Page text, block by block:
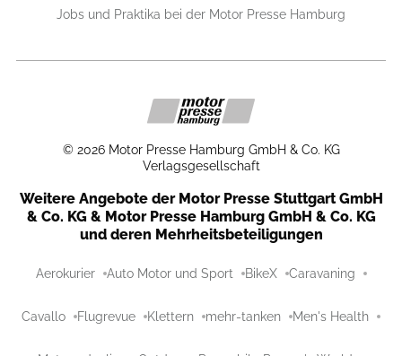
Jobs und Praktika bei der Motor Presse Hamburg
© 2026 Motor Presse Hamburg GmbH & Co. KG
Verlagsgesellschaft
Weitere Angebote der Motor Presse Stuttgart GmbH
& Co. KG & Motor Presse Hamburg GmbH & Co. KG
und deren Mehrheitsbeteiligungen
Aerokurier Auto Motor und Sport BikeX Caravaning
Cavallo Flugrevue Klettern mehr-tanken Men's Health